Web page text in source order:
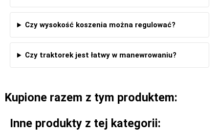
Czy wysokość koszenia można regulować?
Czy traktorek jest łatwy w manewrowaniu?
Kupione razem z tym produktem:
Inne produkty z tej kategorii: